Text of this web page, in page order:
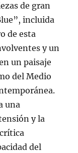
de gran
incluida
de esta
y un
un paisaje
del Medio
una
y la
del